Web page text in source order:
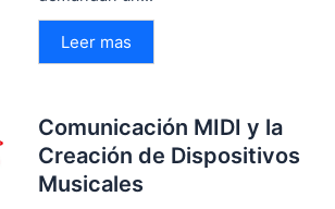
Leer mas
Comunicación MIDI y la
Creación de Dispositivos
Musicales